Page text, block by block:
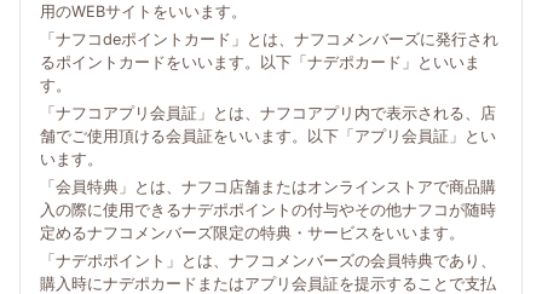
用のWEBサイトをいいます。
「ナフコdeポイントカード」とは、ナフコメンバーズに発行され
るポイントカードをいいます。以下「ナデポカード」といいま
す。
「ナフコアプリ会員証」とは、ナフコアプリ内で表示される、店
舗でご使用頂ける会員証をいいます。以下「アプリ会員証」とい
います。
「会員特典」とは、ナフコ店舗またはオンラインストアで商品購
入の際に使用できるナデポポイントの付与やその他ナフコが随時
定めるナフコメンバーズ限定の特典・サービスをいいます。
「ナデポポイント」とは、ナフコメンバーズの会員特典であり、
購入時にナデポカードまたはアプリ会員証を提示することで支払